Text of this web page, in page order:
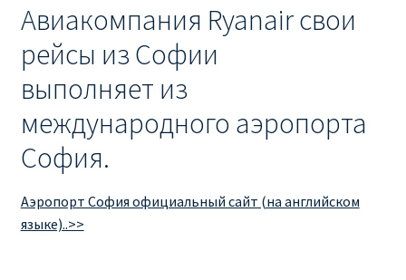
Авиакомпания Ryanair свои
рейсы из Софии
выполняет из
международного аэропорта
София.
Аэропорт София официальный сайт (на английском
языке)..>>